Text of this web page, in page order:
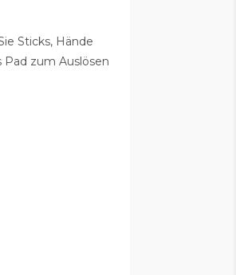
Sticks, Hände
zum Auslösen